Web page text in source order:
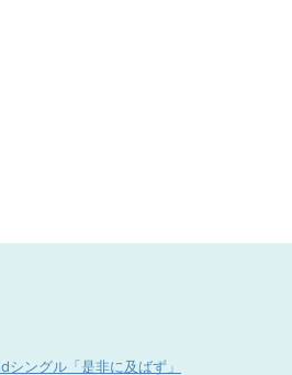
シングル「是非に及ばず」